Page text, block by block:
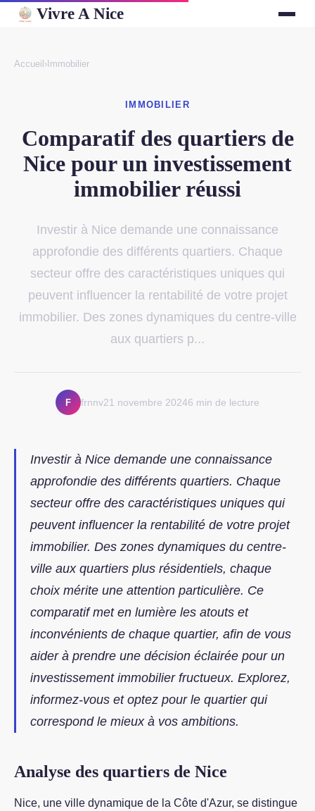
Vivre A Nice
Accueil › Immobilier
IMMOBILIER
Comparatif des quartiers de
Nice pour un investissement
immobilier réussi
Investir à Nice demande une connaissance
approfondie des différents quartiers. Chaque
secteur offre des caractéristiques uniques qui
peuvent influencer la rentabilité de votre projet
immobilier. Des zones dynamiques du centre-ville
aux quartiers p...
F frnnv21 novembre 20246 min de lecture
Investir à Nice demande une connaissance
approfondie des différents quartiers. Chaque
secteur offre des caractéristiques uniques qui
peuvent influencer la rentabilité de votre projet
immobilier. Des zones dynamiques du centre-
ville aux quartiers plus résidentiels, chaque
choix mérite une attention particulière. Ce
comparatif met en lumière les atouts et
inconvénients de chaque quartier, afin de vous
aider à prendre une décision éclairée pour un
investissement immobilier fructueux. Explorez,
informez-vous et optez pour le quartier qui
correspond le mieux à vos ambitions.
Analyse des quartiers de Nice
Nice, une ville dynamique de la Côte d'Azur, se distingue